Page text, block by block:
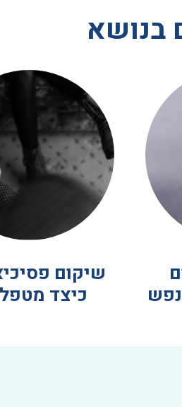
בנושא
שיקום
כיצד